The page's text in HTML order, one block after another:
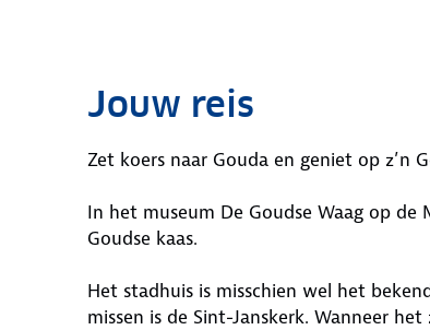
Jouw reis
Zet koers naar Gouda en geniet op z’n
In het museum De Goudse Waag op
Goudse kaas.
Het stadhuis is misschien wel het
missen is de Sint-Janskerk. Wanneer